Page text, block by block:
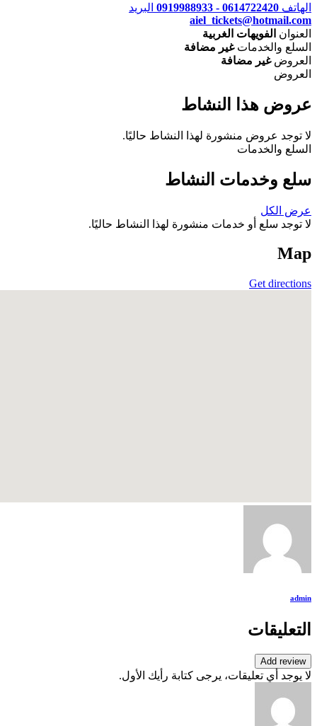
الهاتف 0614722420 - 0919988933
البريد
aiel_tickets@hotmail.com
العنوان الفويهات الغربية
السلع والخدمات غير مضافة
العروض غير مضافة
العروض
عروض هذا النشاط
لا توجد عروض منشورة لهذا النشاط حاليًا.
السلع والخدمات
سلع وخدمات النشاط
عرض الكل
لا توجد سلع أو خدمات منشورة لهذا النشاط حاليًا.
Map
Get directions
admin
التعليقات
Add review
لا يوجد أي تعليقات، يرجى كتابة رأيك الأول.